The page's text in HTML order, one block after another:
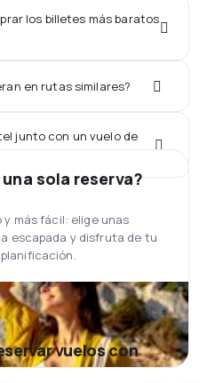
los billetes más baratos
en rutas similares?
junto con un vuelo de
sola reserva?
y más fácil: elige unas
escapada y disfruta de tu
vuelos con